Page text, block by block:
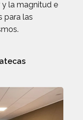
la magnitud e
para las